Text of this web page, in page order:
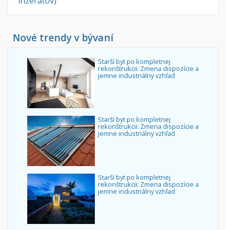
Nové trendy v bývaní
Starší byt po kompletnej
rekonštrukcii: Zmena dispozície a
jemne industriálny vzhľad
Starší byt po kompletnej
rekonštrukcii: Zmena dispozície a
jemne industriálny vzhľad
Starší byt po kompletnej
rekonštrukcii: Zmena dispozície a
jemne industriálny vzhľad